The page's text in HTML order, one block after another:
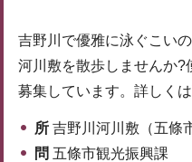
吉野川で優雅に泳ぐこい
河川敷を散歩しませんか?
募集しています。詳しくは
所 吉野川河川敷（五條
問 五條市観光振興課